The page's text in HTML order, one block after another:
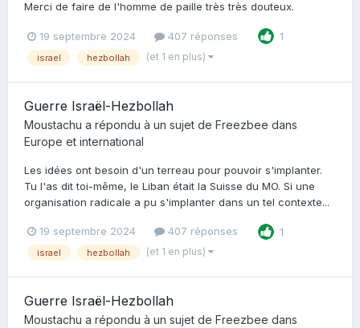
Merci de faire de l'homme de paille très très douteux.
19 septembre 2024 407 réponses 1
israel hezbollah (et 1 en plus)
Guerre Israël-Hezbollah
Moustachu a répondu à un sujet de Freezbee dans
Europe et international
Les idées ont besoin d'un terreau pour pouvoir s'implanter.
Tu l'as dit toi-même, le Liban était la Suisse du MO. Si une
organisation radicale a pu s'implanter dans un tel contexte...
19 septembre 2024 407 réponses 1
israel hezbollah (et 1 en plus)
Guerre Israël-Hezbollah
Moustachu a répondu à un sujet de Freezbee dans